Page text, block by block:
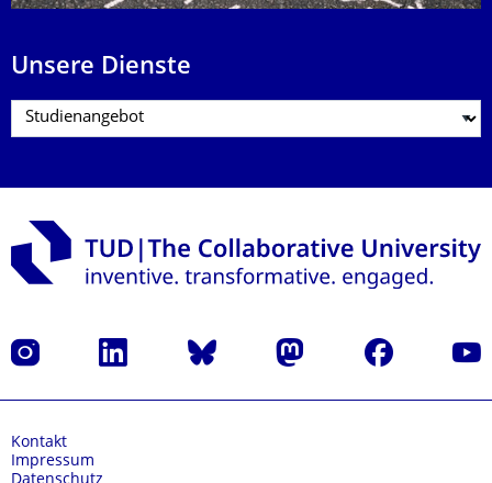
Unsere Dienste
Instagram LinkedIn Bluesky Mastodon Facebook
Kontakt
Impressum